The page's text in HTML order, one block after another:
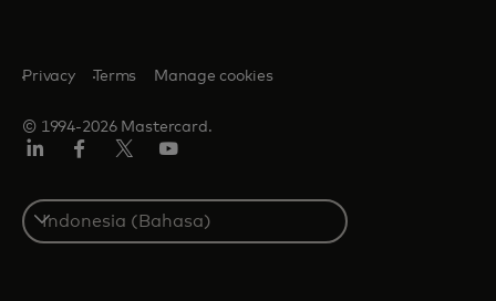
© 1994-2026 Mastercard.
Privacy Terms Manage cookies
Select
a
country